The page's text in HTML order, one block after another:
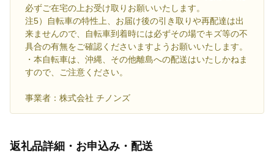
必ずご在宅の上お受け取りお願いいたします。
注5）自転車の特性上、お届け後の引き取りや再配達は出
来ませんので、自転車到着時には必ずその場でキズ等の不
具合の有無をご確認くださいますようお願いいたします。
・本自転車は、沖縄、その他離島への配送はいたしかねま
すので、ご注意ください。
事業者：株式会社 チノンズ
返礼品詳細・お申込み・配送